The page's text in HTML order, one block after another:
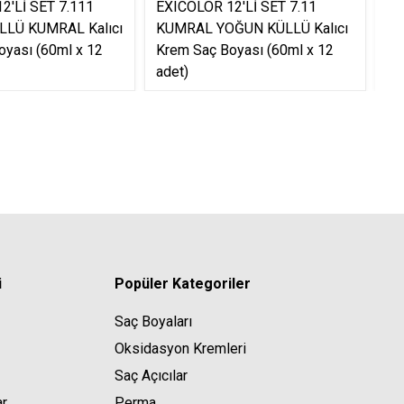
SET 7.111
KUMRAL Kalıcı
(60ml x 12
EXICOLOR 12'Lİ SET 7.11
KUMRAL YOĞUN KÜLLÜ Kalıcı
Krem Saç Boyası (60ml x 12
adet)
Popüler Kategoriler
Saç Boyaları
Oksidasyon Kremleri
Saç Açıcılar